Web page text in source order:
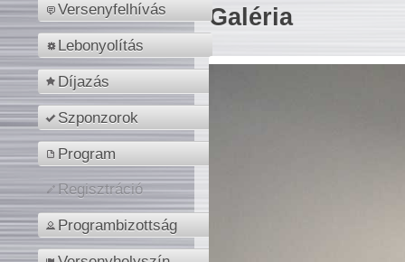
Versenyfelhívás
Lebonyolítás
Díjazás
Szponzorok
Program
Regisztráció
Programbizottság
Galéria